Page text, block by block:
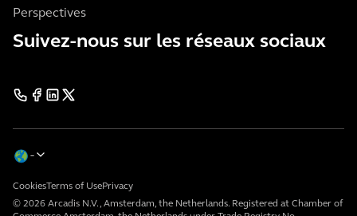
Perspectives
Suivez-nous sur les réseaux sociaux
© 2026 Arcadis N.V., Amsterdam, the Netherlands. Registered at Chamber of
CookiesTerms of UsePrivacy